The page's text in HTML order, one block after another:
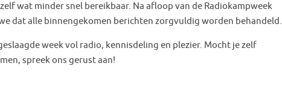
wat minder snel bereikbaar. Na afloop van de Radiokampweek
dat alle binnengekomen berichten zorgvuldig worden behandeld.
week vol radio, kennisdeling en plezier. Mocht je zelf
spreek ons gerust aan!